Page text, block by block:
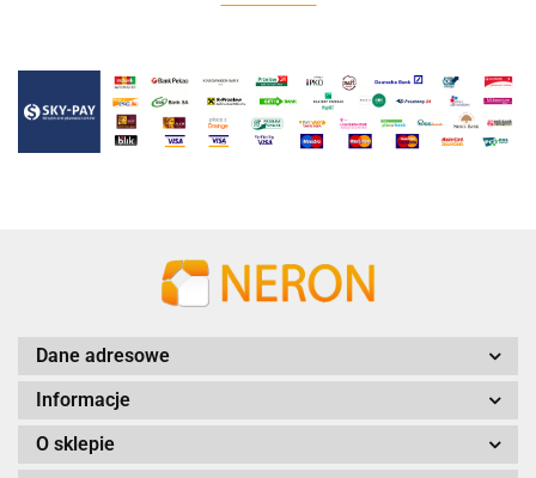
Dane adresowe
Informacje
O sklepie